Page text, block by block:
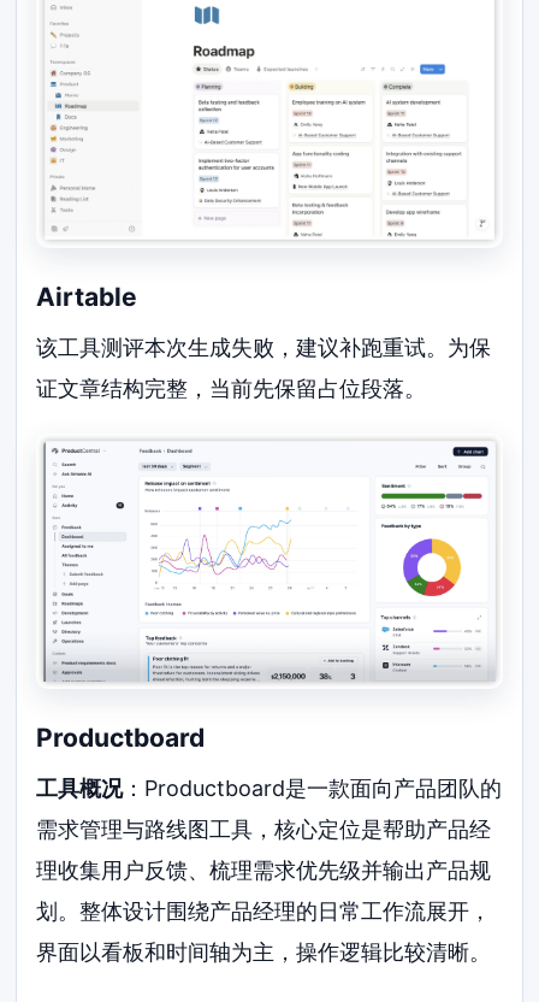
Airtable
该工具测评本次生成失败，建议补跑重试。为保
证文章结构完整，当前先保留占位段落。
Productboard
工具概况：Productboard是一款面向产品团队的
需求管理与路线图工具，核心定位是帮助产品经
理收集用户反馈、梳理需求优先级并输出产品规
划。整体设计围绕产品经理的日常工作流展开，
界面以看板和时间轴为主，操作逻辑比较清晰。